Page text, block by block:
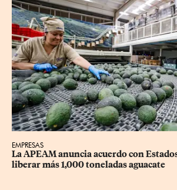
EMPRESAS
La APEAM anuncia acuerdo con
liberar más 1,000 toneladas aguacate